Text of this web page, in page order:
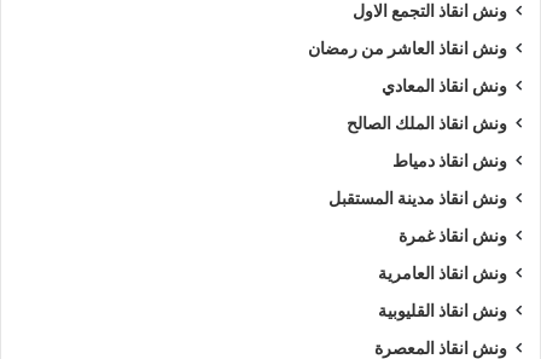
ونش انقاذ التجمع الاول
ونش انقاذ العاشر من رمضان
ونش انقاذ المعادي
ونش انقاذ الملك الصالح
ونش انقاذ دمياط
ونش انقاذ مدينة المستقبل
ونش انقاذ غمرة
ونش انقاذ العامرية
ونش انقاذ القليوبية
ونش انقاذ المعصرة